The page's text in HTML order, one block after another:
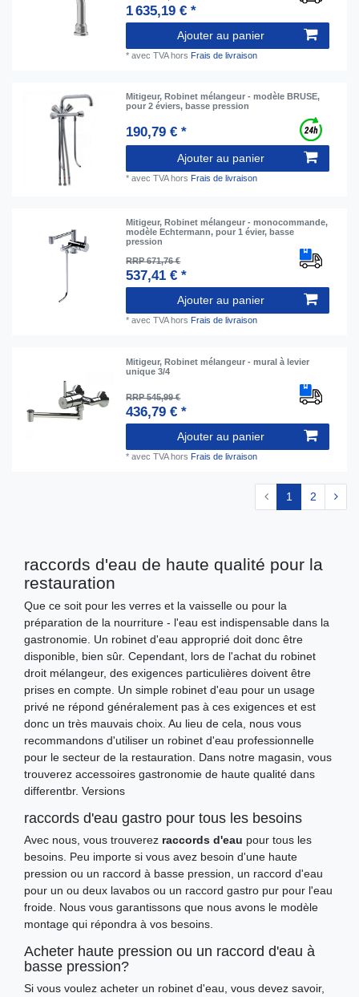
1 635,19 € *
Ajouter au panier
*avec TVAhors Frais de livraison
Mitigeur, Robinet mélangeur - modèle BRUSE,
pour 2 éviers, basse pression
190,79 € *
Ajouter au panier
*avec TVAhors Frais de livraison
Mitigeur, Robinet mélangeur - monocommande,
modèle Echtermann, pour 1 évier, basse
pression
RRP 671,76 €
537,41 € *
Ajouter au panier
*avec TVAhors Frais de livraison
Mitigeur, Robinet mélangeur - mural à levier
unique 3/4
RRP 545,99 €
436,79 € *
Ajouter au panier
*avec TVAhors Frais de livraison
1 2
raccords d'eau de haute qualité pour la
restauration
Que ce soit pour les verres et la vaisselle ou pour la
préparation de la nourriture - l'eau est indispensable dans la
gastronomie. Un robinet d'eau approprié doit donc être
disponible, bien sûr. Cependant, lors de l'achat du robinet
droit mélangeur, des exigences particulières doivent être
prises en compte. Un simple robinet d'eau pour un usage
privé ne répond généralement pas à ces exigences et est
donc un très mauvais choix. Au lieu de cela, nous vous
recommandons d'utiliser un robinet d'eau professionnelle
pour le secteur de la restauration. Dans notre magasin, vous
trouverez accessoires gastronomie de haute qualité dans
differentbr. Versions
raccords d'eau gastro pour tous les besoins
Avec nous, vous trouverez raccords d'eau pour tous les
besoins. Peu importe si vous avez besoin d'une haute
pression ou un raccord à basse pression, un raccord d'eau
pour un ou deux lavabos ou un raccord gastro pur pour l'eau
froide. Nous vous garantissons que nous avons le modèle
montage qui répondra à vos besoins.
Acheter haute pression ou un raccord d'eau à
basse pression?
Si vous voulez acheter un robinet d'eau, vous devez savoir,